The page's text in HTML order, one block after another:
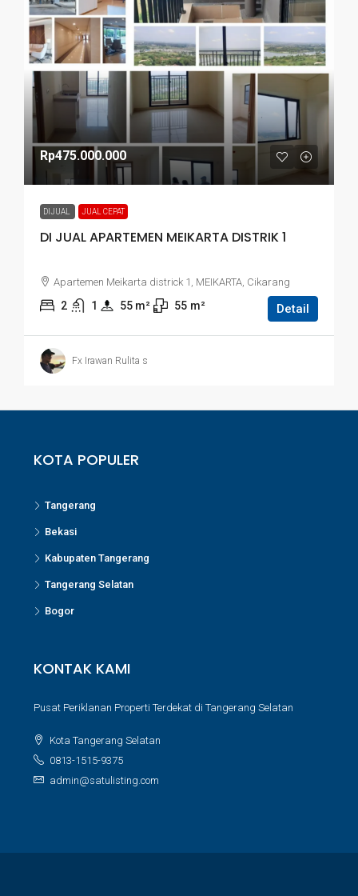
Rp475.000.000
DIJUAL JUAL CEPAT
DI JUAL APARTEMEN MEIKARTA DISTRIK 1
Apartemen Meikarta districk 1, MEIKARTA, Cikarang
2 1 55 m² 55 m² Detail
Fx Irawan Rulita s
KOTA POPULER
Tangerang
Bekasi
Kabupaten Tangerang
Tangerang Selatan
Bogor
KONTAK KAMI
Pusat Periklanan Properti Terdekat di Tangerang Selatan
Kota Tangerang Selatan
0813-1515-9375
admin@satulisting.com